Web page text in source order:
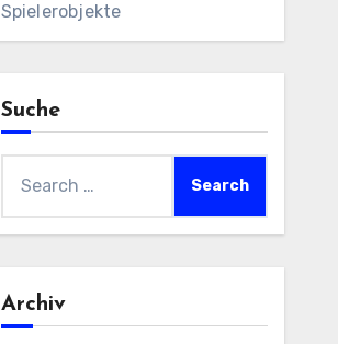
Spielerobjekte
Suche
for:
Archiv